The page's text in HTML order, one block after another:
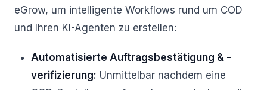
eGrow, um intelligente Workflows rund um COD
und Ihren KI-Agenten zu erstellen:
Automatisierte Auftragsbestätigung & -
verifizierung: Unmittelbar nachdem eine